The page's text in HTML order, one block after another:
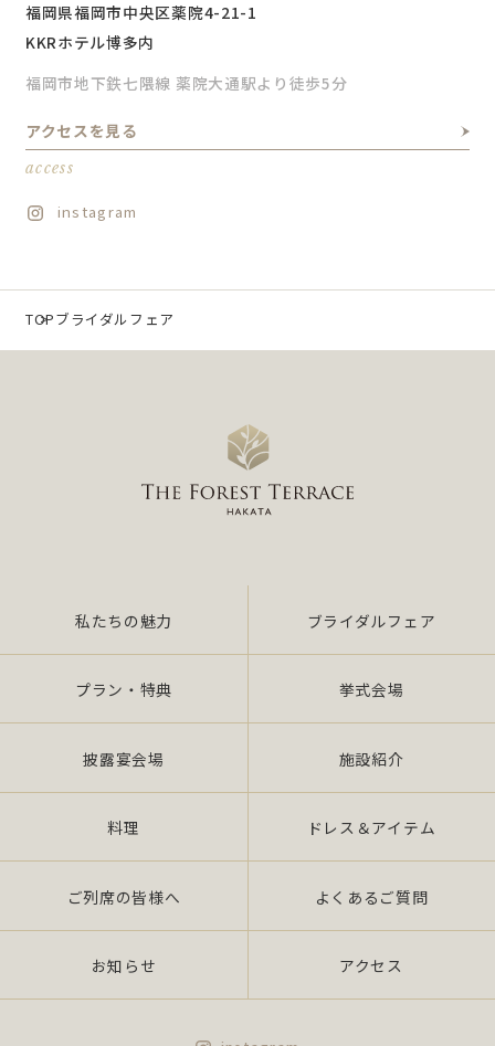
福岡県福岡市中央区薬院4-21-1
KKRホテル博多内
福岡市地下鉄七隈線 薬院大通駅より徒歩5分
アクセスを見る
access
instagram
TOPブライダルフェア
私たちの魅力 ブライダルフェア
プラン・特典 挙式会場
披露宴会場 施設紹介
料理 ドレス＆アイテム
ご列席の皆様へ よくあるご質問
お知らせ アクセス